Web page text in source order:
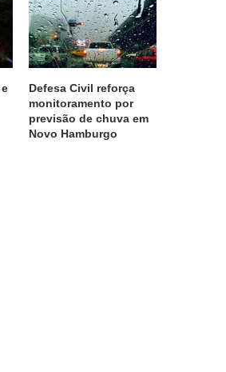
Defesa Civil reforça
monitoramento por
previsão de chuva em
Novo Hamburgo